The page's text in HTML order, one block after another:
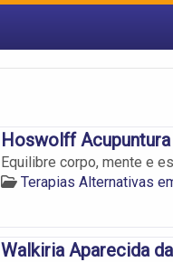
Hoswolff Acupuntura
Equilibre corpo, mente e
Terapias Alternativas
Walkiria Aparecida